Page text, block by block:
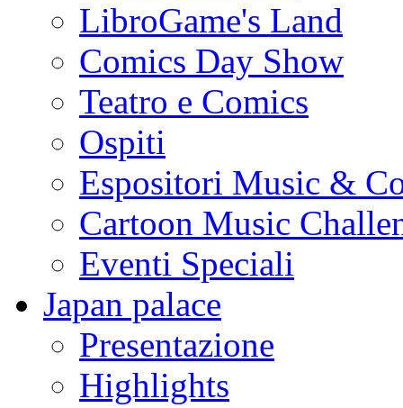
LibroGame's Land
Comics Day Show
Teatro e Comics
Ospiti
Espositori Music &
Cartoon Music
Eventi Speciali
Japan palace
Presentazione
Highlights